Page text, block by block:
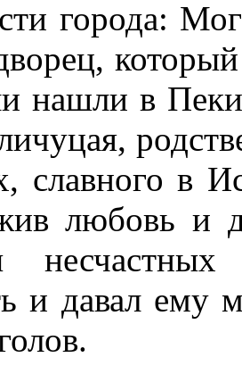
города:
нашли в
славного в
любовь и
и давал ему